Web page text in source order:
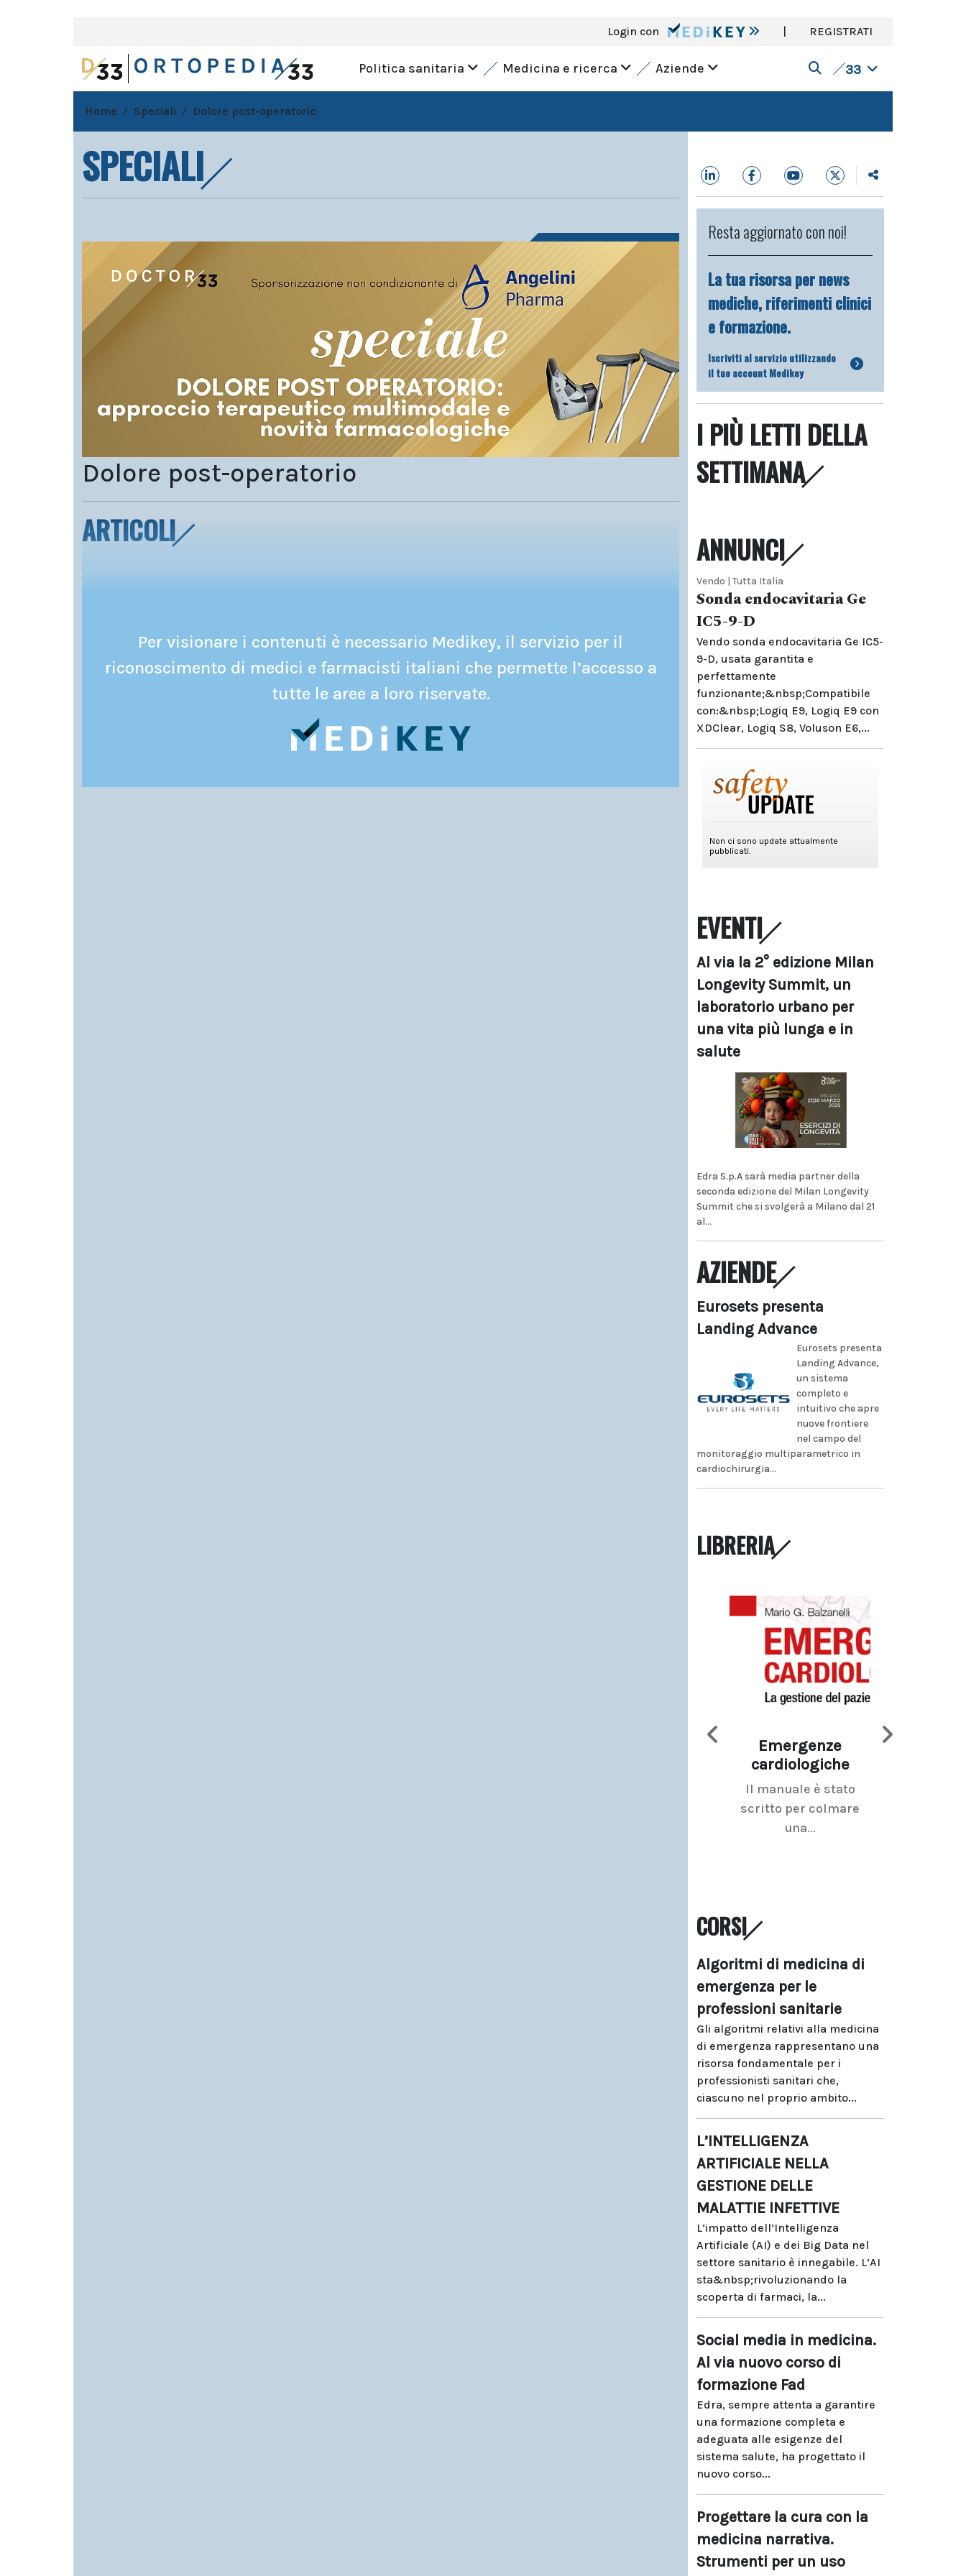
Login con | REGISTRATI
Politica sanitaria Medicina e ricerca Aziende 33
Home Speciali Dolore post-operatorio
SPECIALI
Dolore post-operatorio
ARTICOLI
Per visionare i contenuti è necessario Medikey, il servizio per il
riconoscimento di medici e farmacisti italiani che permette l’accesso a
tutte le aree a loro riservate.
Resta aggiornato con noi!
La tua risorsa per news
mediche, riferimenti clinici
e formazione.
Iscriviti al servizio utilizzando
il tuo account Medikey
I PIÙ LETTI DELLA
SETTIMANA
ANNUNCI
Vendo | Tutta Italia
Sonda endocavitaria Ge
IC5-9-D
Vendo sonda endocavitaria Ge IC5-
9-D, usata garantita e
perfettamente
funzionante;&nbsp;Compatibile
con:&nbsp;Logiq E9, Logiq E9 con
XDClear, Logiq S8, Voluson E6,...
EVENTI
Al via la 2° edizione Milan
Longevity Summit, un
laboratorio urbano per
una vita più lunga e in
salute
Edra S.p.A sarà media partner della
seconda edizione del Milan Longevity
Summit che si svolgerà a Milano dal 21
al...
AZIENDE
Eurosets presenta
Landing Advance
Eurosets presenta
Landing Advance,
un sistema
completo e
intuitivo che apre
nuove frontiere
nel campo del
monitoraggio multiparametrico in
cardiochirurgia...
LIBRERIA
Emergenze
cardiologiche
Il manuale è stato
scritto per colmare
una...
CORSI
Algoritmi di medicina di
emergenza per le
professioni sanitarie
Gli algoritmi relativi alla medicina
di emergenza rappresentano una
risorsa fondamentale per i
professionisti sanitari che,
ciascuno nel proprio ambito...
L’INTELLIGENZA
ARTIFICIALE NELLA
GESTIONE DELLE
MALATTIE INFETTIVE
L’impatto dell’Intelligenza
Artificiale (AI) e dei Big Data nel
settore sanitario è innegabile. L’AI
sta&nbsp;rivoluzionando la
scoperta di farmaci, la...
Social media in medicina.
Al via nuovo corso di
formazione Fad
Edra, sempre attenta a garantire
una formazione completa e
adeguata alle esigenze del
sistema salute, ha progettato il
nuovo corso...
Progettare la cura con la
medicina narrativa.
Strumenti per un uso